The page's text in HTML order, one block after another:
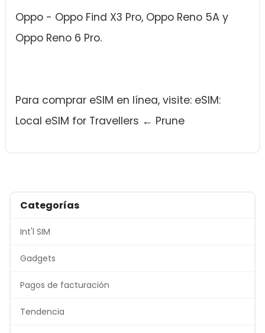
Oppo - Oppo Find X3 Pro, Oppo Reno 5A y
Oppo Reno 6 Pro.
Para comprar eSIM en línea, visite: eSIM:
Local eSIM for Travellers ← Prune
Categorías
Int'l SIM
Gadgets
Pagos de facturación
Tendencia